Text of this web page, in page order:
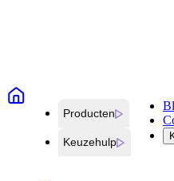
Producten
Keuzehulp